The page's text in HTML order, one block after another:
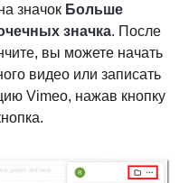
значок Больше
значка. После
вы можете начать
видео или записать
Vimeo, нажав кнопку